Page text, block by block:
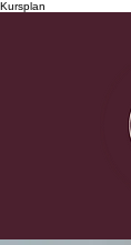
Kursplan